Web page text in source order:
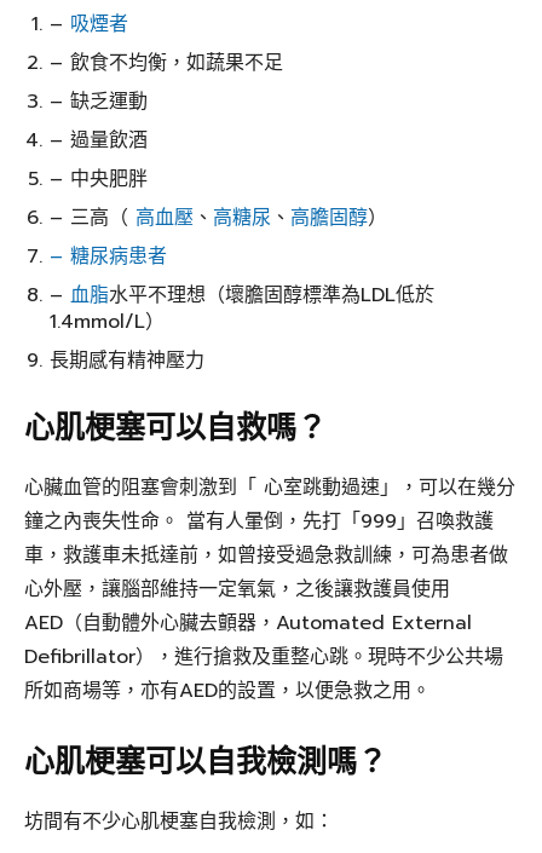
– 吸煙者
– 飲食不均衡，如蔬果不足
– 缺乏運動
– 過量飲酒
– 中央肥胖
– 三高（ 高血壓 、 高糖尿 、 高膽固醇）
– 糖尿病患者
– 血脂水平不理想（壞膽固醇標準為LDL低於
1.4mmol/L）
長期感有精神壓力
心肌梗塞可以自救嗎？
心臟血管的阻塞會刺激到「 心室跳動過速」，可以在幾分
鐘之內喪失性命。 當有人暈倒，先打「999」召喚救護
車，救護車未抵達前，如曾接受過急救訓練，可為患者做
心外壓，讓腦部維持一定氧氣，之後讓救護員使用
AED（自動體外心臟去顫器，Automated External
Defibrillator），進行搶救及重整心跳。現時不少公共場
所如商場等，亦有AED的設置，以便急救之用。
心肌梗塞可以自我檢測嗎？
坊間有不少心肌梗塞自我檢測，如：